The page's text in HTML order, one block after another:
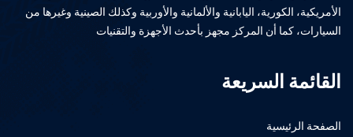
الأمريكية، الكورية، اليابانية والألمانية والأوربية وكذلك الصينية وغيرها من
السيارات، كما أن المركز مجهز بأحدث الأجهزة والتقنيات
القائمة السريعة
الصفحة الرئيسية